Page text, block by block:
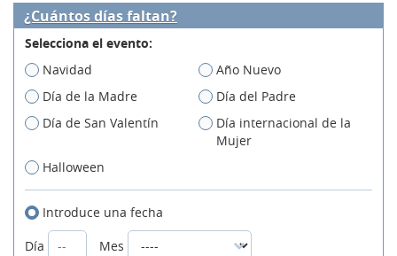
¿Cuántos días faltan?
Selecciona el evento:
Navidad
Año Nuevo
Día de la Madre
Día del Padre
Día de San Valentín
Día internacional de la
Mujer
Halloween
Introduce una fecha
Día
Mes